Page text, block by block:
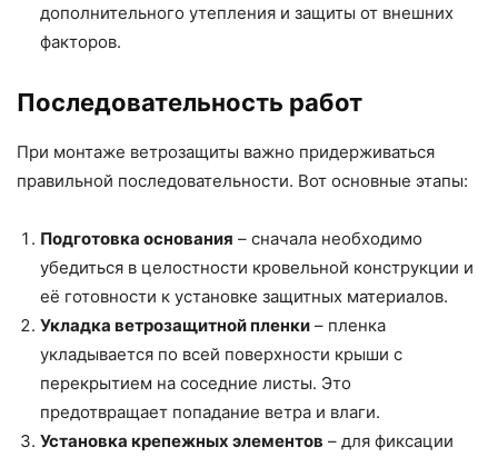
дополнительного утепления и защиты от внешних
факторов.
Последовательность работ
При монтаже ветрозащиты важно придерживаться
правильной последовательности. Вот основные этапы:
Подготовка основания – сначала необходимо
убедиться в целостности кровельной конструкции и
её готовности к установке защитных материалов.
Укладка ветрозащитной пленки – пленка
укладывается по всей поверхности крыши с
перекрытием на соседние листы. Это
предотвращает попадание ветра и влаги.
Установка крепежных элементов – для фиксации